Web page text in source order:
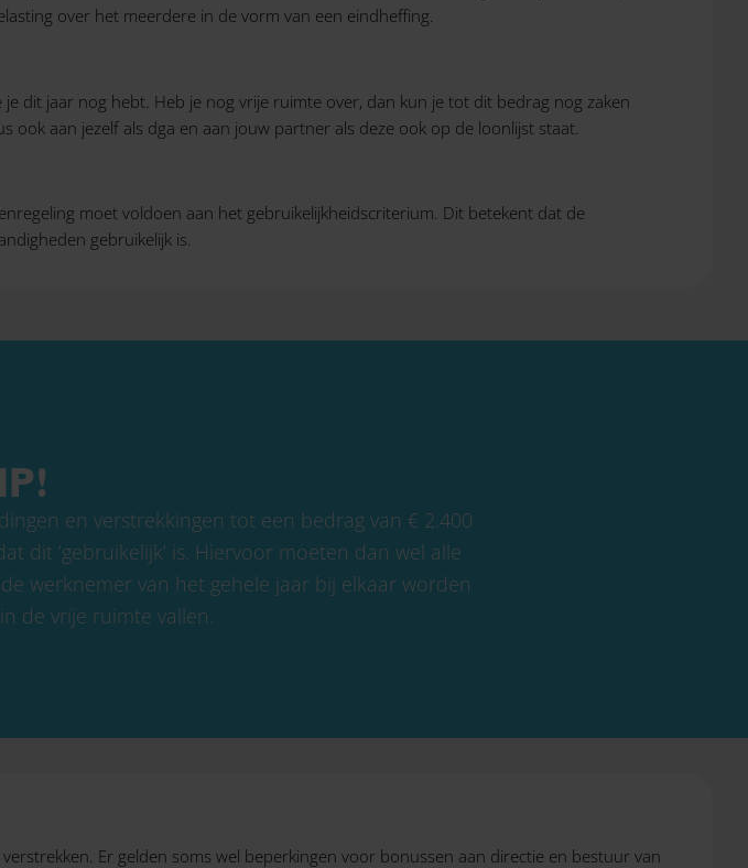
over het meerdere in de vorm van een eindheffing.
dit jaar nog hebt. Heb je nog vrije ruimte over, dan kun je tot dit bedrag nog zaken
aan jezelf als dga en aan jouw partner als deze ook op de loonlijst staat.
moet voldoen aan het gebruikelijkheidscriterium. Dit betekent dat de
gebruikelijk is.
en verstrekkingen tot een bedrag van € 2.400
dit ‘gebruikelijk’ is. Hiervoor moeten dan wel alle
werknemer van het gehele jaar bij elkaar worden
de vrije ruimte vallen.
Er gelden soms wel beperkingen voor bonussen aan directie en bestuur van